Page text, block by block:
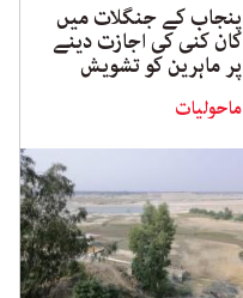
پنجاب کے جنگلات میں
کان کنی کی اجازت دینے
پر ماہرین کو تشویش
ماحولیات